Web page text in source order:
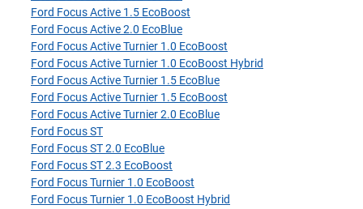
Ford Focus Active 1.5 EcoBoost
Ford Focus Active 2.0 EcoBlue
Ford Focus Active Turnier 1.0 EcoBoost
Ford Focus Active Turnier 1.0 EcoBoost Hybrid
Ford Focus Active Turnier 1.5 EcoBlue
Ford Focus Active Turnier 1.5 EcoBoost
Ford Focus Active Turnier 2.0 EcoBlue
Ford Focus ST
Ford Focus ST 2.0 EcoBlue
Ford Focus ST 2.3 EcoBoost
Ford Focus Turnier 1.0 EcoBoost
Ford Focus Turnier 1.0 EcoBoost Hybrid